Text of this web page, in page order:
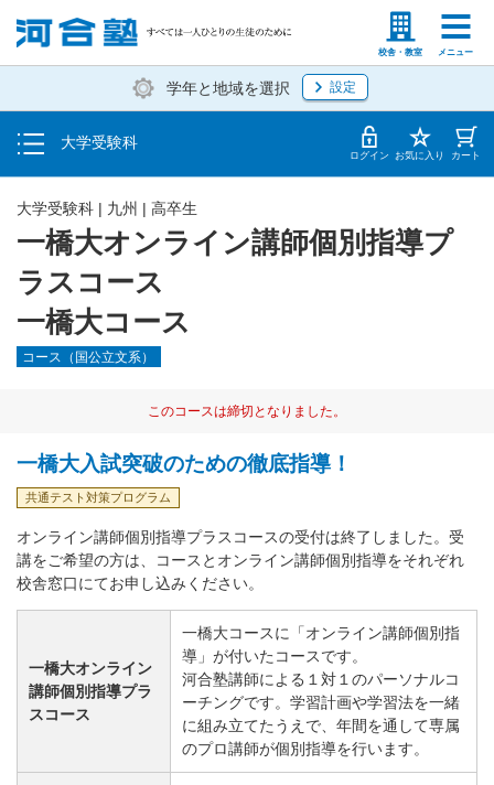
校舎・教室 メニュー
塾生の方 高等学校の先生
学年と地域を選択 設定
大学受験科
入塾説明会・個別相談
学費・入塾手続き方法
入塾から授業開始までのスケジュール ログイン お気に入り カート
一橋大オンライン講師個別指導プ
ラスコース
一橋大コース
大学受験科 | 九州 | 高卒生
コース（国公立文系）
このコースは締切となりました。
一橋大入試突破のための徹底指導！
共通テスト対策プログラム
オンライン講師個別指導プラスコースの受付は終了しました。受
講をご希望の方は、コースとオンライン講師個別指導をそれぞれ
校舎窓口にてお申し込みください。
一橋大オンライン
講師個別指導プラ
スコース
一橋大コースに「オンライン講師個別指
導」が付いたコースです。
河合塾講師による１対１のパーソナルコ
ーチングです。学習計画や学習法を一緒
に組み立てたうえで、年間を通して専属
のプロ講師が個別指導を行います。